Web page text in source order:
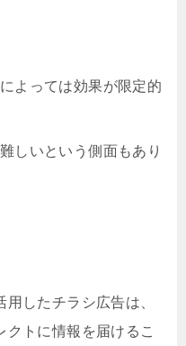
よっては効果が限定的
しいという側面もあり
したチラシ広告は、
クトに情報を届けるこ